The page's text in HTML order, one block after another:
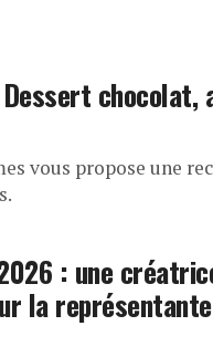
chocolat,
vous propose une
: une
la